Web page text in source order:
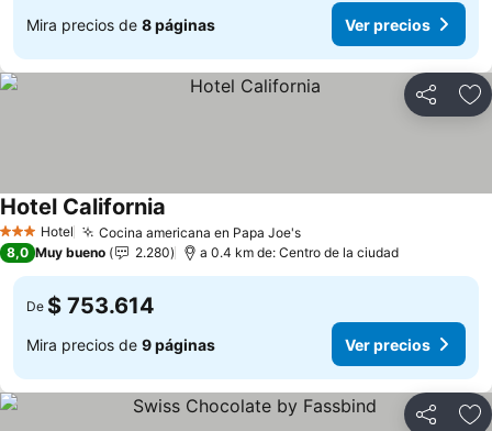
Mira precios de 8 páginas Ver precios
Compartir
3 Estrellas
Hotel Cocina americana en Papa Joe'sVer precios
Hotel California
8,0 Muy bueno 2.280 a 0.4 km de: Centro de la ciudad
De $ 753.614
Mira precios de 9 páginas Ver precios
Compartir